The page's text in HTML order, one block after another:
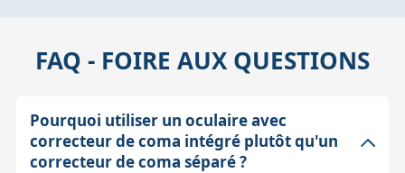
FAQ - FOIRE AUX QUESTIONS
Pourquoi utiliser un oculaire avec
correcteur de coma intégré plutôt qu'un
correcteur de coma séparé ?